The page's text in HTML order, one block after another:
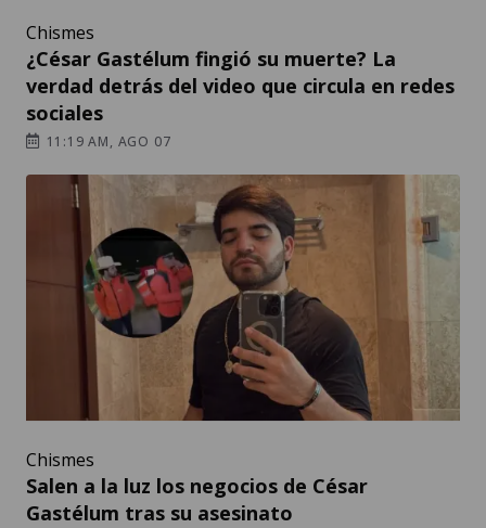
Chismes
¿César Gastélum fingió su muerte? La
verdad detrás del video que circula en redes
sociales
11:19 AM, AGO 07
Chismes
Salen a la luz los negocios de César
Gastélum tras su asesinato